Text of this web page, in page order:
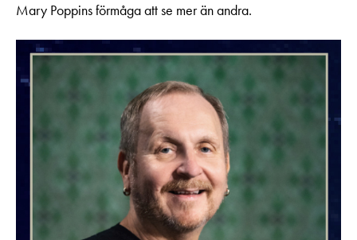
Mary Poppins förmåga att se mer än andra.